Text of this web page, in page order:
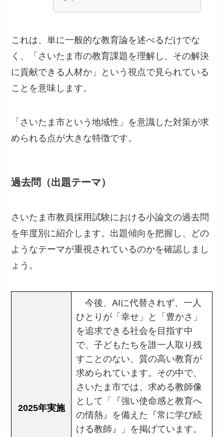
これは、単に一般的な教育論を述べるだけでな
く、「さいたま市の教育課題を理解し、その解決
に貢献できる人材か」という視点で見られている
ことを意味します。
「さいたま市という地域性」を意識した対策が求
められる点が大きな特徴です。
過去問（出題テーマ）
さいたま市教員採用試験における小論文の過去問
を年度別に紹介します。出題傾向を把握し、どの
ようなテーマが重視されているのかを確認しまし
ょう。
2025年実施
今後、AIに代替されず、一人
ひとりが「幸せ」と「豊かさ」
を追求できる社会を目指す中
で、子どもたちを誰一人取り残
すことのない、質の高い教育が
求められています。その中で、
さいたま市では、求める教師像
として「『強い使命感と教育へ
の情熱』を備えた『常に学び続
ける教師』」を掲げています。